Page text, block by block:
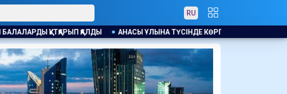
RU
АНАСЫ ҰЛЫНА ТҮСІНДЕ КӨРГЕН ЕСІМДІ БЕРІП, НОРВЕГИЯДА ТҮРМЕГЕ